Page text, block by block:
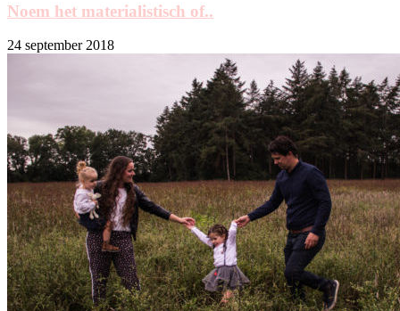
Noem het materialistisch of..
24 september 2018